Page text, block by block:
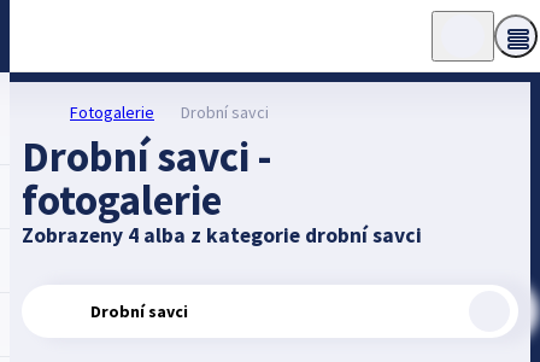
Fotogalerie Drobní savci
Drobní savci -
fotogalerie
Zobrazeny 4 alba z kategorie drobní savci
Drobní savci